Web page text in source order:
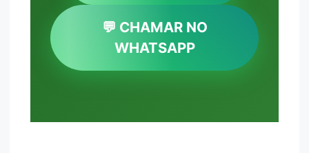
💬 CHAMAR NO
WHATSAPP